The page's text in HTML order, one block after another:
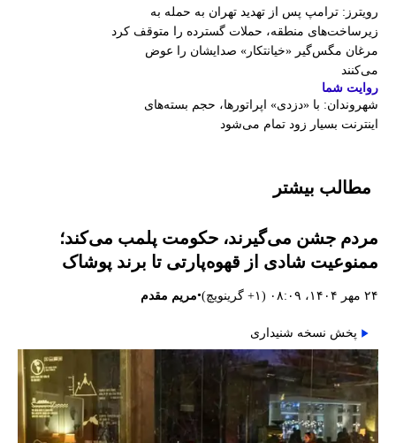
رویترز: ترامپ پس از تهدید تهران به حمله به
زیرساخت‌های منطقه، حملات گسترده را متوقف کرد
مرغان مگس‌گیر «خیانتکار» صدایشان را عوض
می‌کنند
روایت شما
شهروندان:‌ با «دزدی» اپراتورها، حجم بسته‌های
اینترنت بسیار زود تمام می‌شود
مطالب بیشتر
مردم جشن می‌گیرند، حکومت پلمب می‌کند؛
ممنوعیت شادی از قهوه‌پارتی تا برند پوشاک
۲۴ مهر ۱۴۰۴، ۰۸:۰۹ (‎+۱ گرینویچ) •مریم مقدم
پخش نسخه شنیداری